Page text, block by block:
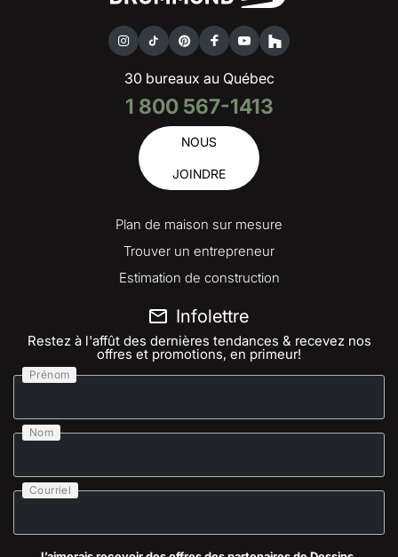
30 bureaux au Québec
1 800 567-1413
NOUS
JOINDRE
Plan de maison sur mesure
Trouver un entrepreneur
Estimation de construction
Infolettre
Restez à l'affût des dernières tendances & recevez nos
offres et promotions, en primeur!
Prénom
Nom
Courriel